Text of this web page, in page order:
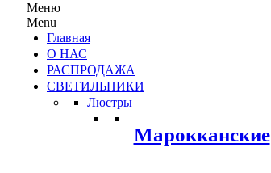
Меню
Menu
Главная
О НАС
РАСПРОДАЖА
СВЕТИЛЬНИКИ
Люстры
Марокканские